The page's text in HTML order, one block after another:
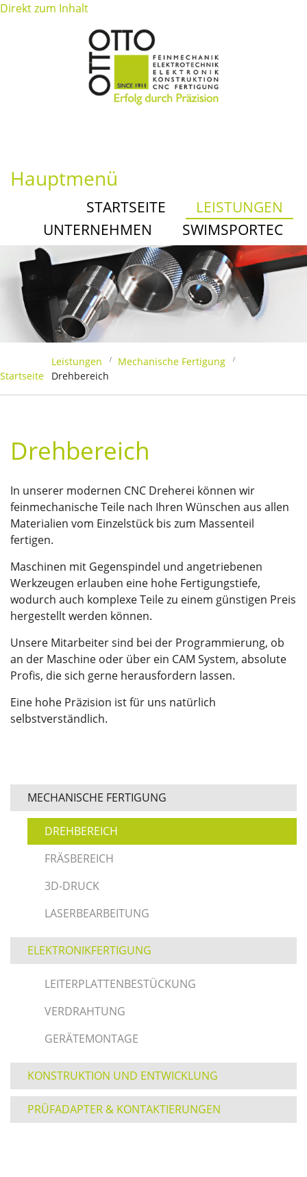
Direkt zum Inhalt
Hauptmenü
STARTSEITE
LEISTUNGEN
UNTERNEHMEN
SWIMSPORTEC
Startseite
Leistungen
Mechanische Fertigung
Drehbereich
Drehbereich
In unserer modernen CNC Dreherei können wir
feinmechanische Teile nach Ihren Wünschen aus allen
Materialien vom Einzelstück bis zum Massenteil
fertigen.
Maschinen mit Gegenspindel und angetriebenen
Werkzeugen erlauben eine hohe Fertigungstiefe,
wodurch auch komplexe Teile zu einem günstigen Preis
hergestellt werden können.
Unsere Mitarbeiter sind bei der Programmierung, ob
an der Maschine oder über ein CAM System, absolute
Profis, die sich gerne herausfordern lassen.
Eine hohe Präzision ist für uns natürlich
selbstverständlich.
MECHANISCHE FERTIGUNG
DREHBEREICH
FRÄSBEREICH
3D-DRUCK
LASERBEARBEITUNG
ELEKTRONIKFERTIGUNG
LEITERPLATTENBESTÜCKUNG
VERDRAHTUNG
GERÄTEMONTAGE
KONSTRUKTION UND ENTWICKLUNG
PRÜFADAPTER & KONTAKTIERUNGEN